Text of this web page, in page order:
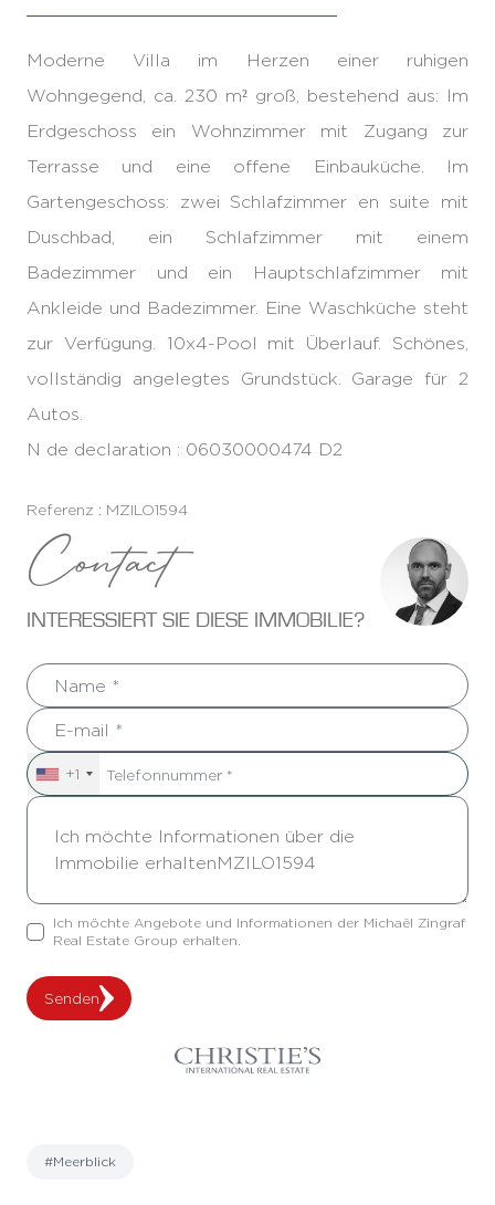
Moderne Villa im Herzen einer ruhigen
Wohngegend, ca. 230 m² groß, bestehend aus: Im
Erdgeschoss ein Wohnzimmer mit Zugang zur
Terrasse und eine offene Einbauküche. Im
Gartengeschoss: zwei Schlafzimmer en suite mit
Duschbad, ein Schlafzimmer mit einem
Badezimmer und ein Hauptschlafzimmer mit
Ankleide und Badezimmer. Eine Waschküche steht
zur Verfügung. 10x4-Pool mit Überlauf. Schönes,
vollständig angelegtes Grundstück. Garage für 2
Autos.
N de declaration : 06030000474 D2
Referenz : MZILO1594
Contact
INTERESSIERT SIE DIESE IMMOBILIE?
+1
Ich möchte Angebote und Informationen der Michaël Zingraf
Real Estate Group erhalten.
Senden
#Meerblick